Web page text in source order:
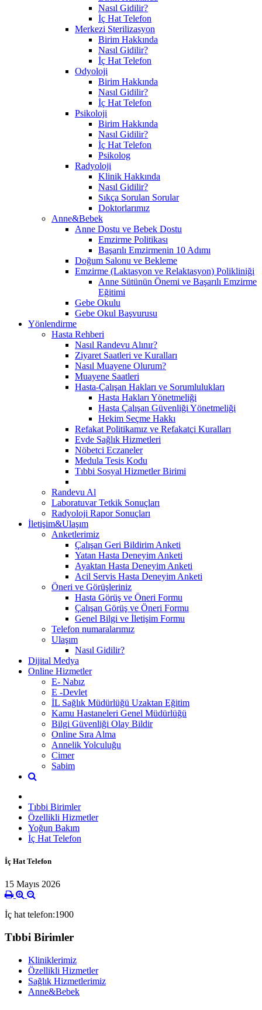
Nasıl Gidilir?
İç Hat Telefon
Merkezi Sterilizasyon
Birim Hakkında
Nasıl Gidilir?
İç Hat Telefon
Odyoloji
Birim Hakkında
Nasıl Gidilir?
İç Hat Telefon
Psikoloji
Birim Hakkında
Nasıl Gidilir?
İç Hat Telefon
Psikolog
Radyoloji
Klinik Hakkında
Nasıl Gidilir?
Sıkça Sorulan Sorular
Doktorlarımız
Anne&Bebek
Anne Dostu ve Bebek Dostu
Emzirme Politikası
Başarılı Emzirmenin 10 Adımı
Doğum Salonu ve Bekleme
Emzirme (Laktasyon ve Relaktasyon) Polikliniği
Anne Sütünün Önemi ve Başarılı Emzirme
Eğitimi
Gebe Okulu
Gebe Okul Başvurusu
Yönlendirme
Hasta Rehberi
Nasıl Randevu Alınır?
Ziyaret Saatleri ve Kuralları
Nasıl Muayene Olurum?
Muayene Saatleri
Hasta-Çalışan Hakları ve Sorumlulukları
Hasta Hakları Yönetmeliği
Hasta Çalışan Güvenliği Yönetmeliği
Hekim Seçme Hakkı
Refakat Politikamız ve Refakatçi Kuralları
Evde Sağlık Hizmetleri
Nöbetci Eczaneler
Medula Tesis Kodu
Tıbbi Sosyal Hizmetler Birimi
Randevu Al
Laboratuvar Tetkik Sonuçları
Radyoloji Rapor Sonuçları
İletişim&Ulaşım
Anketlerimiz
Çalışan Geri Bildirim Anketi
Yatan Hasta Deneyim Anketi
Ayaktan Hasta Deneyim Anketi
Acil Servis Hasta Deneyim Anketi
Öneri ve Görüşleriniz
Hasta Görüş ve Öneri Formu
Çalışan Görüş ve Öneri Formu
Genel Bilgi ve İletişim Formu
Telefon numaralarımız
Ulaşım
Nasıl Gidilir?
Dijital Medya
Online Hizmetler
E- Nabız
E -Devlet
İL Sağlık Müdürlüğü Uzaktan Eğitim
Kamu Hastaneleri Genel Müdürlüğü
Bilgi Güvenliği Olay Bildir
Online Sıra Alma
Annelik Yolculuğu
Cimer
Sabim
Tıbbi Birimler
Özellikli Hizmetler
Yoğun Bakım
İç Hat Telefon
İç Hat Telefon
15 Mayıs 2026
İç hat telefon:1900
Tıbbi Birimler
Kliniklerimiz
Özellikli Hizmetler
Sağlık Hizmetlerimiz
Anne&Bebek